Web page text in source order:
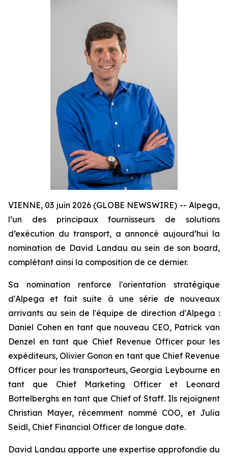
VIENNE, 03 juin 2026 (GLOBE NEWSWIRE) -- Alpega,
l’un des principaux fournisseurs de solutions
d’exécution du transport, a annoncé aujourd’hui la
nomination de David Landau au sein de son board,
complétant ainsi la composition de ce dernier.
Sa nomination renforce l'orientation stratégique
d'Alpega et fait suite à une série de nouveaux
arrivants au sein de l'équipe de direction d'Alpega :
Daniel Cohen en tant que nouveau CEO, Patrick van
Denzel en tant que Chief Revenue Officer pour les
expéditeurs, Olivier Gonon en tant que Chief Revenue
Officer pour les transporteurs, Georgia Leybourne en
tant que Chief Marketing Officer et Leonard
Bottelberghs en tant que Chief of Staff. Ils rejoignent
Christian Mayer, récemment nommé COO, et Julia
Seidl, Chief Financial Officer de longue date.
David Landau apporte une expertise approfondie du